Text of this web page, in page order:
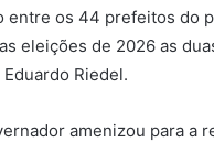
os 44 prefeitos do
eleições de 2026 as
Riedel.
amenizou para a